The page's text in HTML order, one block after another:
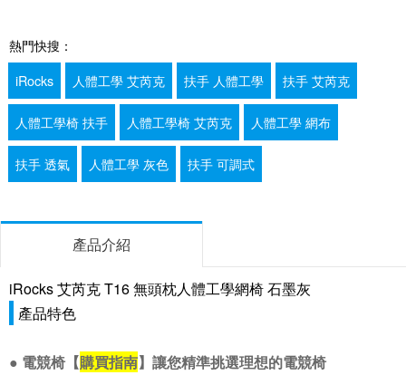
熱門快搜：
iRocks
人體工學 艾芮克 扶手 人體工學 扶手 艾芮克
人體工學椅 扶手 人體工學椅 艾芮克 人體工學 網布
扶手 透氣 人體工學 灰色 扶手 可調式
產品介紹
iRocks 艾芮克 T16 無頭枕人體工學網椅 石墨灰
產品特色
● 電競椅【購買指南】讓您精準挑選理想的電競椅